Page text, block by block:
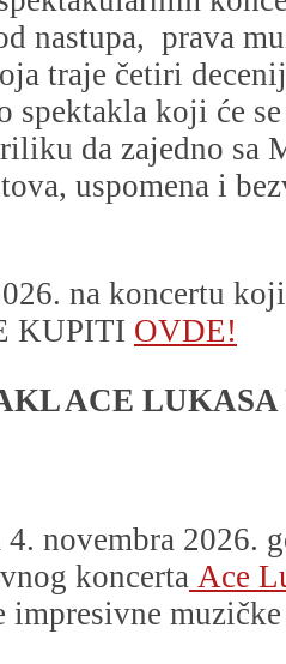
nastupa, prava
traje četiri
spektakla koji će
da zajedno sa
uspomena i
na koncertu
KUPITI OVDE!
ACE LUKASA
4. novembra 2026.
koncerta Ace
impresivne